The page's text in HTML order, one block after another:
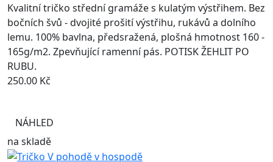
Kvalitní tričko střední gramáže s kulatým výstřihem. Bez
bočních švů - dvojité prošití výstřihu, rukávů a dolního
lemu. 100% bavlna, předsražená, plošná hmotnost 160 -
165g/m2. Zpevňující ramenní pás. POTISK ŽEHLIT PO
RUBU.
250.00 Kč
NÁHLED
na skladě